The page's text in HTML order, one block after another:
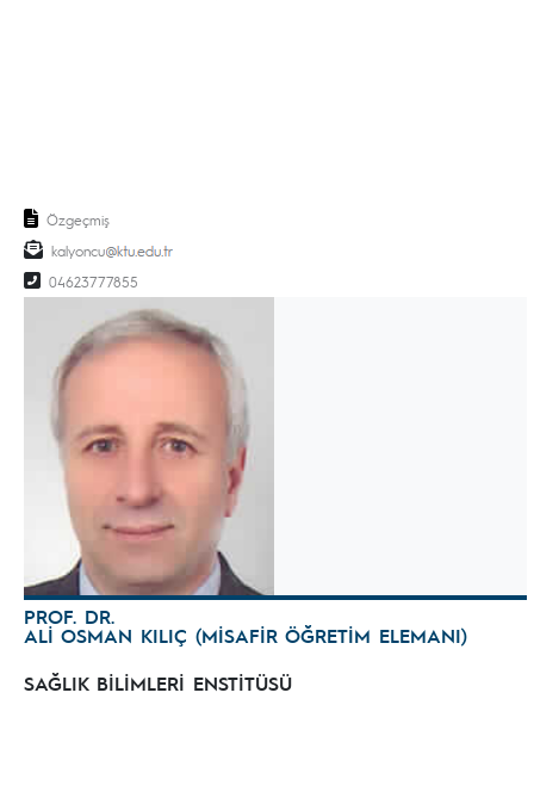
Özgeçmiş
kalyoncu
04623777855
PROF. DR.
ALİ OSMAN KILIÇ (MİSAFİR ÖĞRETİM ELEMANI)
SAĞLIK BİLİMLERİ ENSTİTÜSÜ